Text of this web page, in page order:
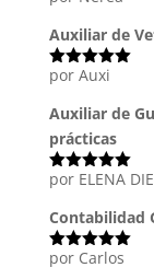
Auxiliar de
Valorado
por Auxi
Auxiliar de
prácticas
Valorado
por ELENA
Contabilidad
Valorado
por Carlos